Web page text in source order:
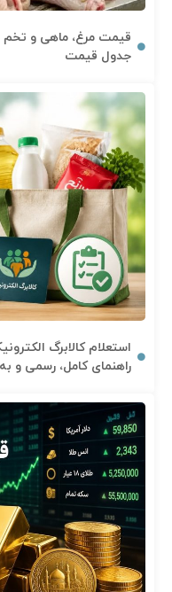
جدول قیمت
راهنمای کامل، رسمی و به‌روز